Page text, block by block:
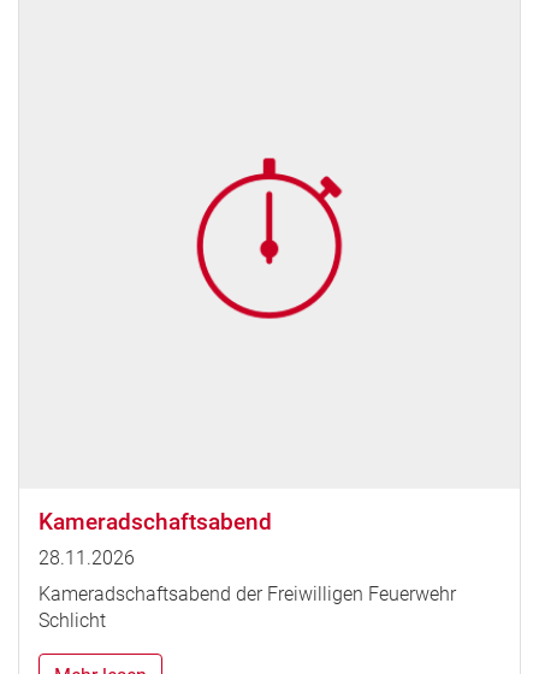
Kameradschaftsabend
28.11.2026
Kameradschaftsabend der Freiwilligen Feuerwehr
Schlicht